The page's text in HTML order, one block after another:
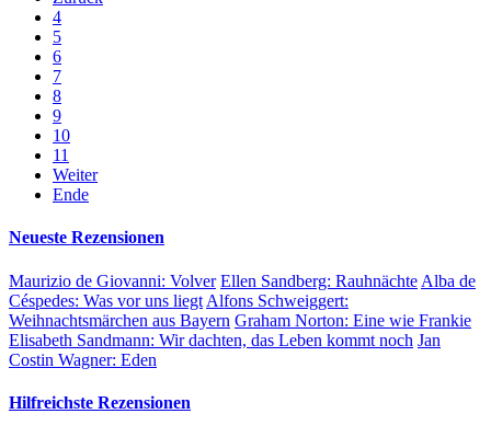
4
5
6
7
8
9
10
11
Weiter
Ende
Neueste Rezensionen
Maurizio de Giovanni: Volver Ellen Sandberg: Rauhnächte Alba de
Céspedes: Was vor uns liegt Alfons Schweiggert:
Weihnachtsmärchen aus Bayern Graham Norton: Eine wie Frankie
Elisabeth Sandmann: Wir dachten, das Leben kommt noch Jan
Costin Wagner: Eden
Hilfreichste Rezensionen